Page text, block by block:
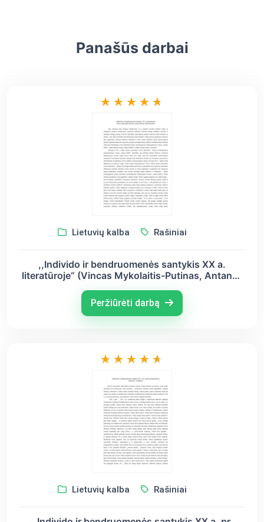
Panašūs darbai
Lietuvių kalba Rašiniai
,,Individo ir bendruomenės santykis XX a.
literatūroje“ (Vincas Mykolaitis-Putinas, Antanas
Peržiūrėti darbą
Lietuvių kalba Rašiniai